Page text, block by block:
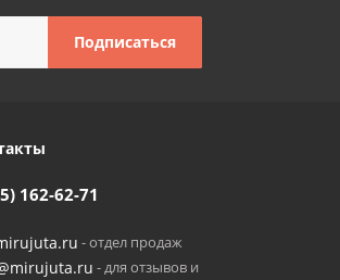
162-62-71
- отдел продаж
- для отзывов и